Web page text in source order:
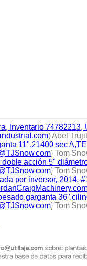
Inventario 74782213,
) Abel
11",21400 sec
) Tom
acción 5"
) Tom
por inversor, 2014,
) Tom